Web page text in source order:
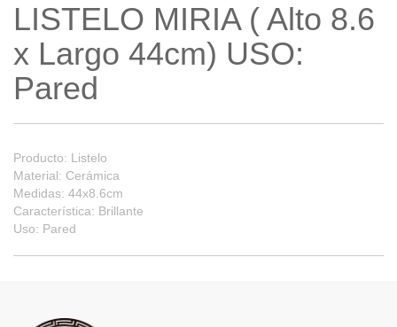
LISTELO MIRIA ( Alto 8.6
x Largo 44cm) USO:
Pared
Producto: Listelo
Material: Cerámica
Medidas: 44x8.6cm
Característica: Brillante
Uso: Pared